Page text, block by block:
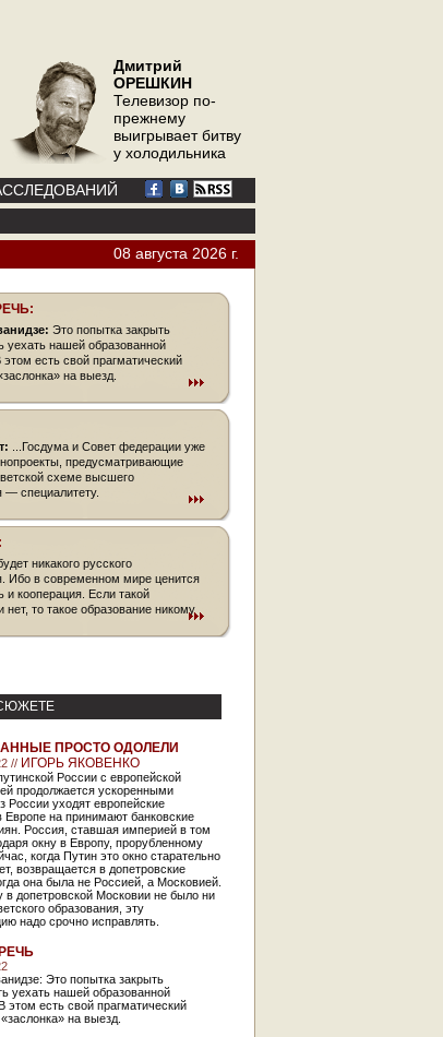
Дмитрий
ОРЕШКИН
Телевизор по-
прежнему
выигрывает битву
у холодильника
08 августа 2026 г.
Это попытка закрыть
уехать нашей образованной
есть свой прагматический
на выезд.
...Госдума и Совет федерации уже
предусматривающие
схеме высшего
— специалитету.
никакого русского
Ибо в современном мире ценится
и кооперация. Если такой
нет, то такое образование никому
ПРОСТО ОДОЛЕЛИ
// ИГОРЬ ЯКОВЕНКО
России с европейской
продолжается ускоренными
России уходят европейские
Европе на принимают банковские
Россия, ставшая империей в том
окну в Европу, прорубленному
когда Путин это окно старательно
возвращается в допетровские
она была не Россией, а Московией.
в допетровской Московии не было ни
образования, эту
надо срочно исправлять.
Это попытка закрыть
уехать нашей образованной
этом есть свой прагматический
на выезд.